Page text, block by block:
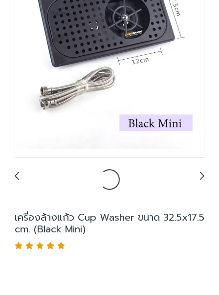
เครื่องล้างแก้ว Cup Washer ขนาด 32.5x17.5
cm. (Black Mini)